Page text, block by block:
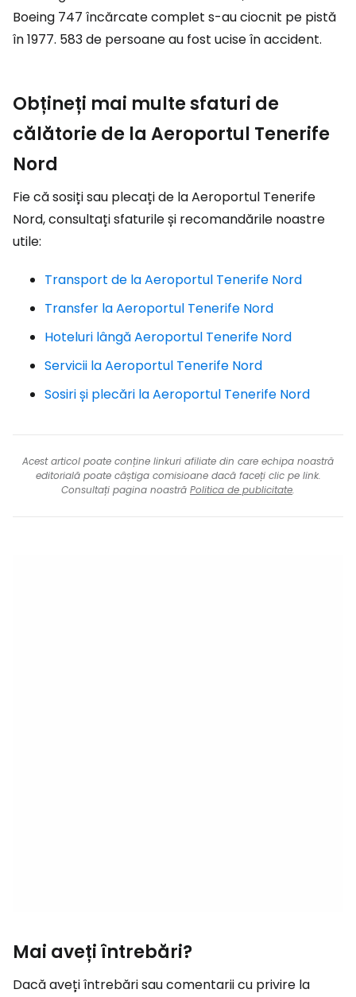
Boeing 747 încărcate complet s-au ciocnit pe pistă
în 1977. 583 de persoane au fost ucise în accident.
Obțineți mai multe sfaturi de
călătorie de la Aeroportul Tenerife
Nord
Fie că sosiți sau plecați de la Aeroportul Tenerife
Nord, consultați sfaturile și recomandările noastre
utile:
Transport de la Aeroportul Tenerife Nord
Transfer la Aeroportul Tenerife Nord
Hoteluri lângă Aeroportul Tenerife Nord
Servicii la Aeroportul Tenerife Nord
Sosiri și plecări la Aeroportul Tenerife Nord
Acest articol poate conține linkuri afiliate din care echipa noastră
editorială poate câștiga comisioane dacă faceți clic pe link.
Consultați pagina noastră Politica de publicitate.
Mai aveți întrebări?
Dacă aveți întrebări sau comentarii cu privire la